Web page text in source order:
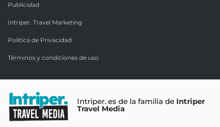
Publicidad
Intriper. Travel Marketing
Política de Privacidad
Términos y condiciones de uso
Intriper. es de la familia de Intriper
Travel Media